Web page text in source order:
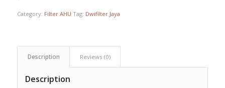
Category: Filter AHU Tag: Dwifilter Jaya
Description Reviews (0)
Description